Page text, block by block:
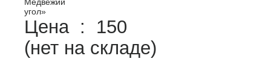
Цена : 150
(нет на складе)